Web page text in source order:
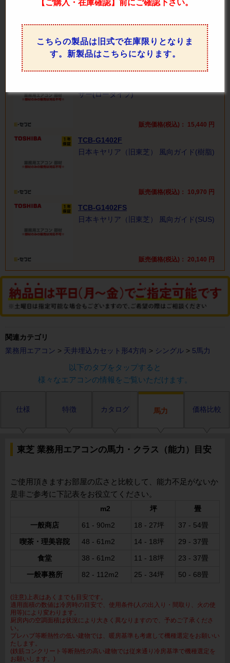
TCB-SP1603U70
サー(ハイタイプ)
販売価格(税込)： 円
TCB-SP1603U30
サー(ロータイプ)
販売価格(税込)： 15,440 円
TCB-G1402F
日本キヤリア（旧東芝） 風向ガイド(樹脂)
販売価格(税込)： 10,970 円
TCB-G1402FS
日本キヤリア（旧東芝） 風向ガイド(SUS)
販売価格(税込)： 20,140 円
関連カテゴリ
業務用エアコン > 天井埋込カセット形4方向 > シングル > 5馬力
以下のタブをタップすると
様々なエアコンの情報をご覧いただけます。
仕様 特徴 カタログ 馬力 価格比較
東芝 業務用エアコンの馬力・クラス（能力）目安
ご使用頂きますお部屋の広さと比較して、能力不足がないか
是非ご参考に下記表をお役立てください。
m2 坪 畳
一般商店 61 - 90m2 18 - 27坪 37 - 54畳
喫茶・理美容院 48 - 61m2 14 - 18坪 29 - 37畳
食堂 38 - 61m2 11 - 18坪 23 - 37畳
一般事務所 82 - 112m2 25 - 34坪 50 - 68畳
(注意)上表はあくまでも目安です。
適用面積の数値は冷房時の目安で、使用条件(人の出入り・間取り、火の使
用等)により変わります。
厨房内の空調面積は状況により大きく異なりますので、予めご了承くださ
い。
プレハブ等断熱性の低い建物では、暖房基準も考慮して機種選定をお願いい
たします。
(鉄筋コンクリート等断熱性の高い建物では従来通り冷房基準で機種選定を
お願いします。)
【ご購入・在庫確認】前にご確認下さい。
こちらの製品は旧式で在庫限りとなりま
す。新製品はこちらになります。